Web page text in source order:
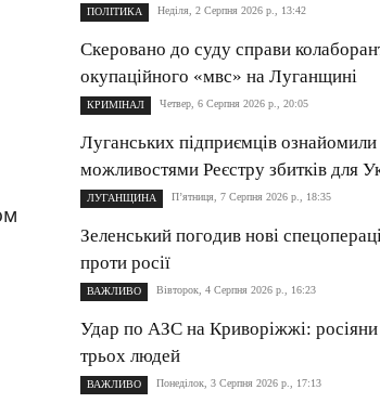
ПОЛІТИКА Неділя, 2 Серпня 2026 р., 13:42
Скеровано до суду справи
окупаційного «мвс» на Луганщині
КРИМІНАЛ Четвер, 6 Серпня 2026 р., 20:05
Луганських підприємців ознайомили
можливостями Реєстру збитків для
ЛУГАНЩИНА П’ятниця, 7 Серпня 2026 р., 18:35
Зеленський погодив нові
проти росії
ВАЖЛИВО Вівторок, 4 Серпня 2026 р., 16:23
Удар по АЗС на Криворіжжі:
трьох людей
ВАЖЛИВО Понеділок, 3 Серпня 2026 р., 17:13